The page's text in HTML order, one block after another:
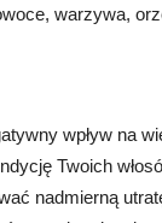
warzywa,
wpływ na
Twoich
nadmierną